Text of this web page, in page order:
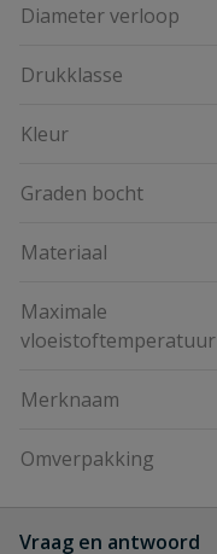
Diameter verloop
Drukklasse
Kleur
Graden bocht
Materiaal
Maximale
vloeistoftemperatuur
Merknaam
Omverpakking
Vraag en antwoord